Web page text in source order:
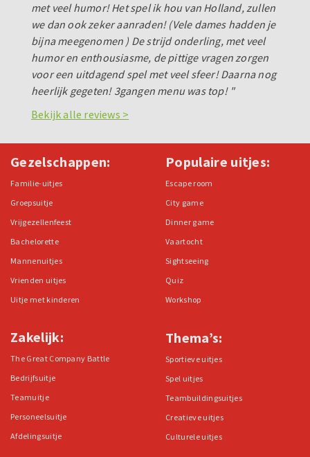
met veel humor! Het spel ik hou van Holland, zullen
we dan ook zeker aanraden! (Vele dames hadden je
bijna meegenomen ) De strijd onderling, met veel
humor en enthousiasme, de pittige vragen zorgen
voor een uitdagend spel met veel sfeer! Daarna nog
heerlijk gegeten! 3gangen menu was top! "
Bekijk alle reviews >
Gezelschappen:
Familie-uitjes
Groepsuitje
Vrijgezellenfeest
Bachelorette
Mannenuitjes
Vrienden uitjes
Uitje met kinderen
Zakelijk:
The Great Company Battle
Bedrijfsuitje
Teamuitje
Personeelsuitje
Afdelingsuitje
Populaire uitjes:
Escape room
City game
Dinner game
Vaartocht
Sightseeing
Quiz
Workshop
Thema’s:
Sportieve uitjes
Spel uitjes
Teambuildingsuitjes
Creatieve uitjes
Culturele uitjes